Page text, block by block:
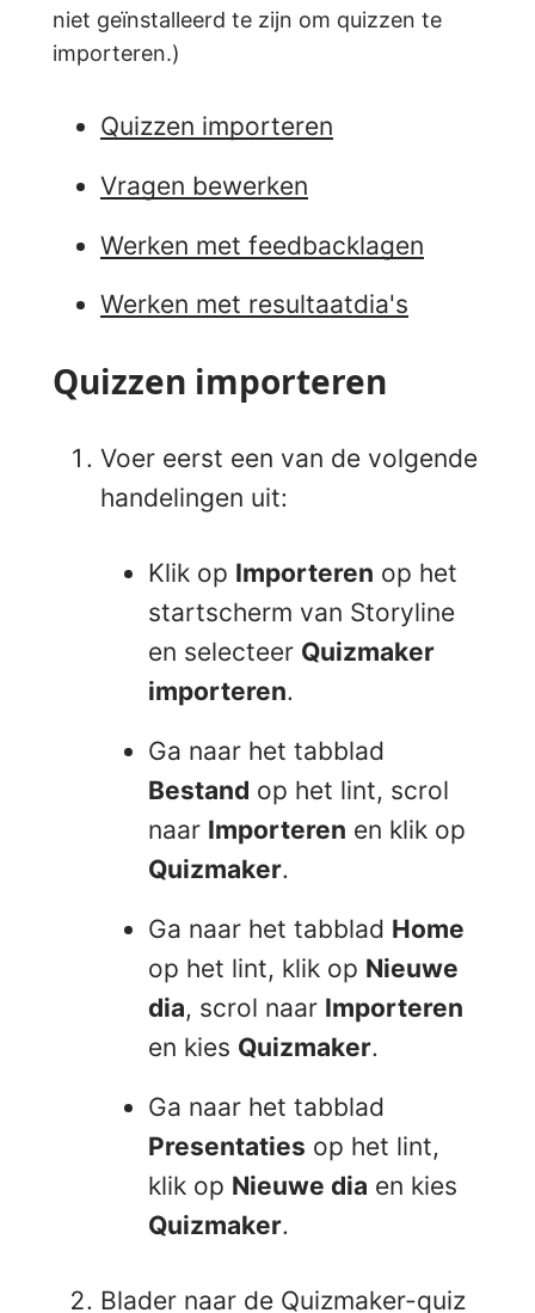
niet geïnstalleerd te zijn om quizzen te
importeren.)
Quizzen importeren
Vragen bewerken
Werken met feedbacklagen
Werken met resultaatdia's
Quizzen importeren
Voer eerst een van de volgende
handelingen uit:
Klik op Importeren op het
startscherm van Storyline
en selecteer Quizmaker
importeren.
Ga naar het tabblad
Bestand op het lint, scrol
naar Importeren en klik op
Quizmaker.
Ga naar het tabblad Home
op het lint, klik op Nieuwe
dia, scrol naar Importeren
en kies Quizmaker.
Ga naar het tabblad
Presentaties op het lint,
klik op Nieuwe dia en kies
Quizmaker.
Blader naar de Quizmaker-quiz